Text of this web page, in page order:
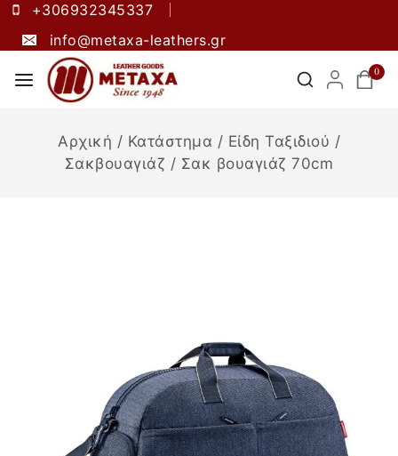
+306932345337
info@metaxa-leathers.gr
0
Αρχική / Κατάστημα / Είδη Ταξιδιού /
Σακβουαγιάζ / Σακ βουαγιάζ 70cm